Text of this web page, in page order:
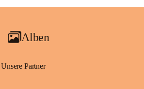
Alben
Unsere Partner